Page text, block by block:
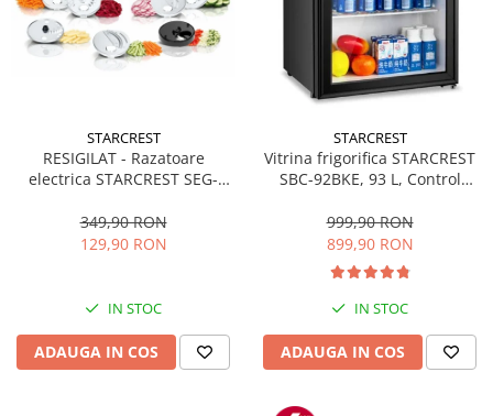
STARCREST
RESIGILAT - Razatoare
electrica STARCREST SEG-
taiere, Negru
349,90 RON
129,90 RON
IN STOC
ADAUGA IN COS
STARCREST
Vitrina frigorifica STARCREST
SBC-92BKE, 93 L, Control
83.2 cm, Negru
999,90 RON
899,90 RON
IN STOC
ADAUGA IN COS